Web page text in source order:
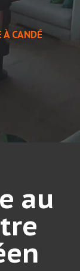
CANDÉ
au